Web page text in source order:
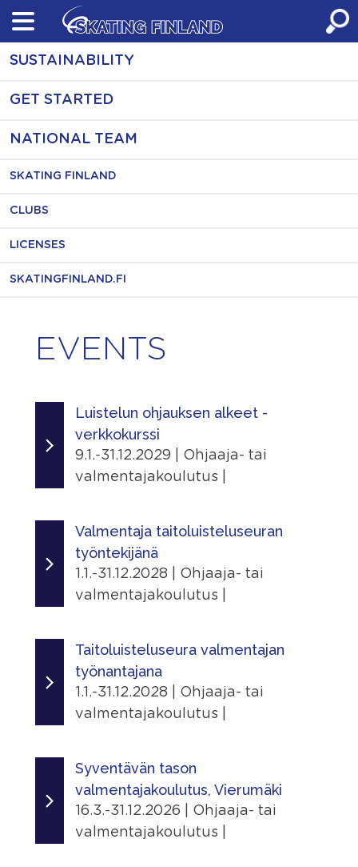
Skip
content
SUSTAINABILITY
GET STARTED
NATIONAL TEAM
SKATING FINLAND
CLUBS
LICENSES
SKATINGFINLAND.FI
EVENTS
Luistelun ohjauksen alkeet -
verkkokurssi
9.1.-31.12.2029 | Ohjaaja- tai
valmentajakoulutus |
9.1.2025 - 31.12.2029
Järjestäjä
Skating Finland
Tapahtumasivu
Lisätiedot
Näytä lisätiedot
Jaa
Valmentaja taitoluisteluseuran
työntekijänä
1.1.-31.12.2028 | Ohjaaja- tai
valmentajakoulutus |
1.1.2026 - 31.12.2028
Järjestäjä
Skating Finland
Tapahtumasivu
Lisätiedot
Näytä lisätiedot
Jaa
Taitoluisteluseura valmentajan
työnantajana
1.1.-31.12.2028 | Ohjaaja- tai
valmentajakoulutus |
1.1.2026 - 31.12.2028
Järjestäjä
Skating Finland
Syventävän tason
valmentajakoulutus, Vierumäki
16.3.-31.12.2026 | Ohjaaja- tai
valmentajakoulutus |